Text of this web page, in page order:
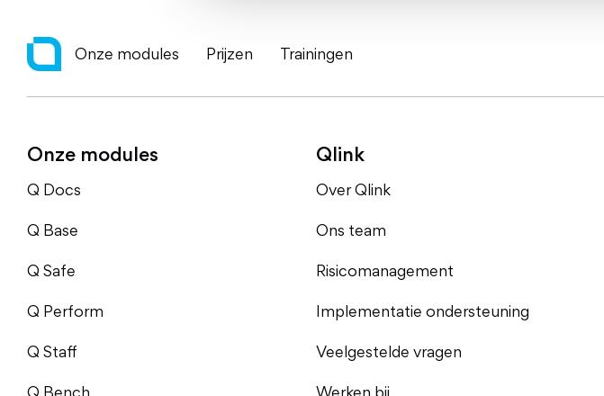
Onze modules Prijzen Trainingen
Onze modules
Q Docs
Q Base
Q Safe
Q Perform
Q Staff
Qlink
Over Qlink
Ons team
Risicomanagement
Implementatie ondersteuning
Veelgestelde vragen